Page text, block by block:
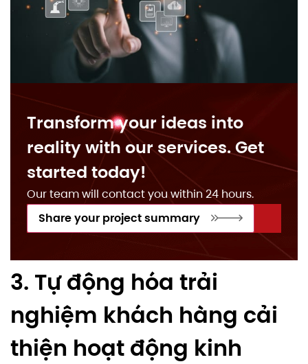
Transform your ideas into
reality with our services. Get
started today!
Our team will contact you within 24 hours.
Share your project summary
3. Tự động hóa trải
nghiệm khách hàng cải
thiện hoạt động kinh